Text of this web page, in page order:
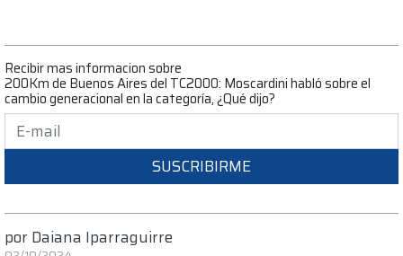
Recibir mas informacion sobre
200Km de Buenos Aires del TC2000: Moscardini habló sobre el
cambio generacional en la categoría, ¿Qué dijo?
SUSCRIBIRME
por Daiana Iparraguirre